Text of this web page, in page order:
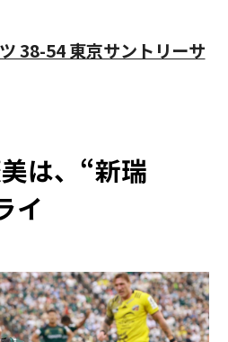
38-54 東京サントリーサ
は、“新瑞
イ